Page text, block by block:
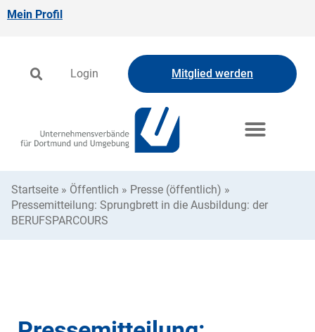
Mein Profil
Login Mitglied werden
Startseite » Öffentlich » Presse (öffentlich) »
Pressemitteilung: Sprungbrett in die Ausbildung: der
BERUFSPARCOURS